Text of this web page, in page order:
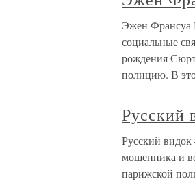
Эжен Франсуа
социальные
рождения
полицию. В
Русский
Русский видок
мошенника и
парижской